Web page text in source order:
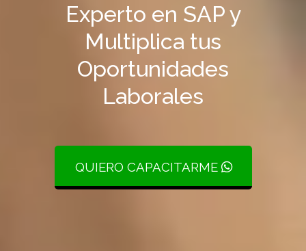
Experto en SAP y
Multiplica tus
Oportunidades
Laborales
QUIERO CAPACITARME